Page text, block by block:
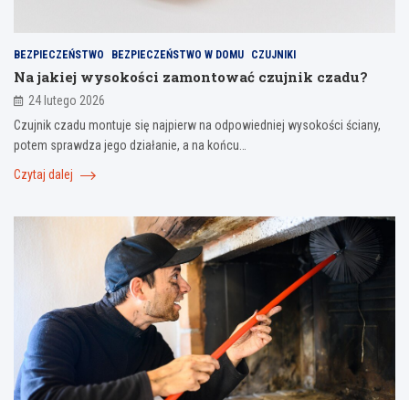
BEZPIECZEŃSTWO BEZPIECZEŃSTWO W DOMU CZUJNIKI
Na jakiej wysokości zamontować czujnik czadu?
24 lutego 2026
Czujnik czadu montuje się najpierw na odpowiedniej wysokości ściany,
potem sprawdza jego działanie, a na końcu…
Czytaj dalej